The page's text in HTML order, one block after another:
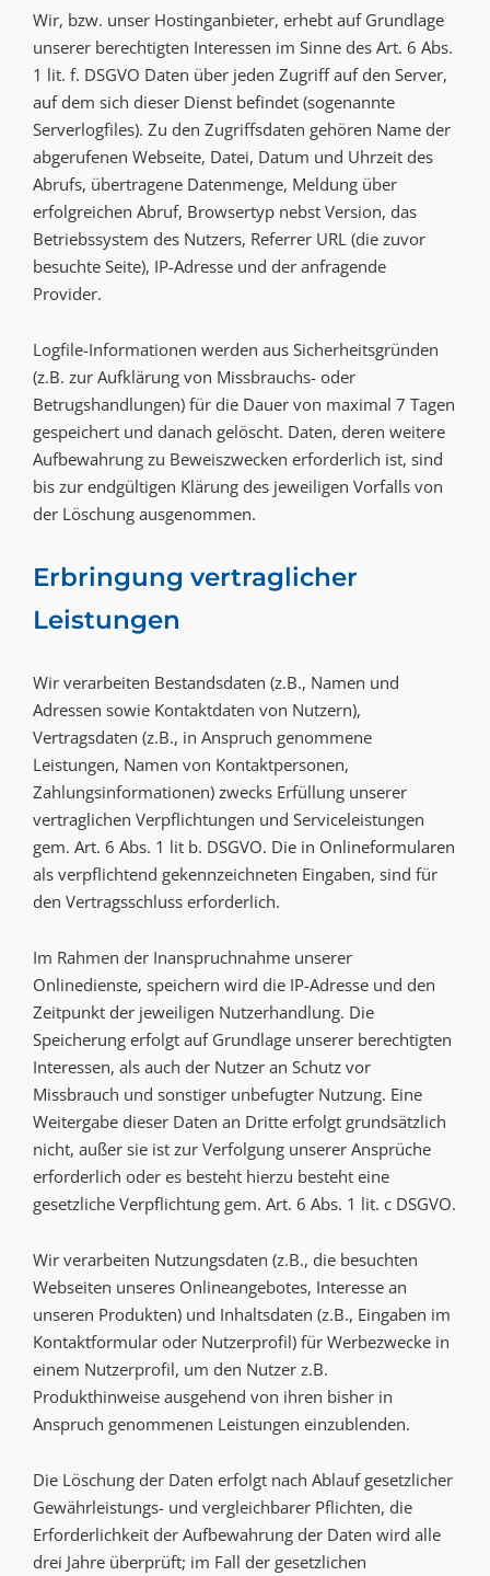
Wir, bzw. unser Hostinganbieter, erhebt auf Grundlage
unserer berechtigten Interessen im Sinne des Art. 6 Abs.
1 lit. f. DSGVO Daten über jeden Zugriff auf den Server,
auf dem sich dieser Dienst befindet (sogenannte
Serverlogfiles). Zu den Zugriffsdaten gehören Name der
abgerufenen Webseite, Datei, Datum und Uhrzeit des
Abrufs, übertragene Datenmenge, Meldung über
erfolgreichen Abruf, Browsertyp nebst Version, das
Betriebssystem des Nutzers, Referrer URL (die zuvor
besuchte Seite), IP-Adresse und der anfragende
Provider.
Logfile-Informationen werden aus Sicherheitsgründen
(z.B. zur Aufklärung von Missbrauchs- oder
Betrugshandlungen) für die Dauer von maximal 7 Tagen
gespeichert und danach gelöscht. Daten, deren weitere
Aufbewahrung zu Beweiszwecken erforderlich ist, sind
bis zur endgültigen Klärung des jeweiligen Vorfalls von
der Löschung ausgenommen.
Erbringung vertraglicher
Leistungen
Wir verarbeiten Bestandsdaten (z.B., Namen und
Adressen sowie Kontaktdaten von Nutzern),
Vertragsdaten (z.B., in Anspruch genommene
Leistungen, Namen von Kontaktpersonen,
Zahlungsinformationen) zwecks Erfüllung unserer
vertraglichen Verpflichtungen und Serviceleistungen
gem. Art. 6 Abs. 1 lit b. DSGVO. Die in Onlineformularen
als verpflichtend gekennzeichneten Eingaben, sind für
den Vertragsschluss erforderlich.
Im Rahmen der Inanspruchnahme unserer
Onlinedienste, speichern wird die IP-Adresse und den
Zeitpunkt der jeweiligen Nutzerhandlung. Die
Speicherung erfolgt auf Grundlage unserer berechtigten
Interessen, als auch der Nutzer an Schutz vor
Missbrauch und sonstiger unbefugter Nutzung. Eine
Weitergabe dieser Daten an Dritte erfolgt grundsätzlich
nicht, außer sie ist zur Verfolgung unserer Ansprüche
erforderlich oder es besteht hierzu besteht eine
gesetzliche Verpflichtung gem. Art. 6 Abs. 1 lit. c DSGVO.
Wir verarbeiten Nutzungsdaten (z.B., die besuchten
Webseiten unseres Onlineangebotes, Interesse an
unseren Produkten) und Inhaltsdaten (z.B., Eingaben im
Kontaktformular oder Nutzerprofil) für Werbezwecke in
einem Nutzerprofil, um den Nutzer z.B.
Produkthinweise ausgehend von ihren bisher in
Anspruch genommenen Leistungen einzublenden.
Die Löschung der Daten erfolgt nach Ablauf gesetzlicher
Gewährleistungs- und vergleichbarer Pflichten, die
Erforderlichkeit der Aufbewahrung der Daten wird alle
drei Jahre überprüft; im Fall der gesetzlichen